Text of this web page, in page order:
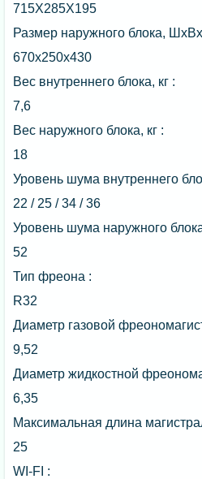
715Х285Х195
Размер наружного блока,
670x250x430
Вес внутреннего блока, кг :
7,6
Вес наружного блока, кг :
18
Уровень шума внутреннего
22 / 25 / 34 / 36
Уровень шума наружного
52
Тип фреона :
R32
Диаметр газовой
9,52
Диаметр жидкостной
6,35
Максимальная длина
25
WI-FI :